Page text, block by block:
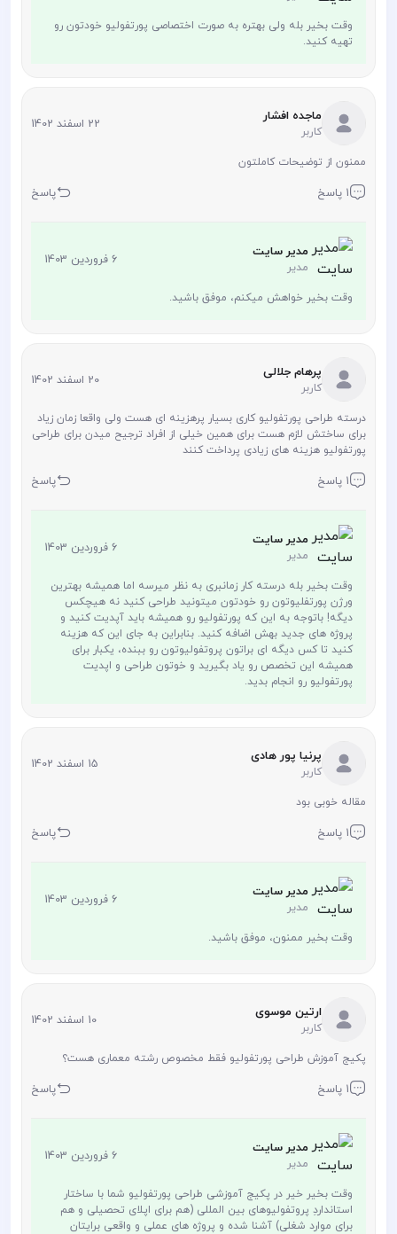
وقت بخیر بله ولی بهتره به صورت اختصاصی پورتفولیو خودتون رو
تهیه کنید.
ماجده افشار
کاربر 22 اسفند 1402
ممنون از توضیحات کاملتون
1 پاسخ پاسخ
مدیر سایت
مدیر 6 فروردین 1403
وقت بخیر خواهش میکنم، موفق باشید.
پرهام جلالی
کاربر 20 اسفند 1402
درسته طراحی پورتفولیو کاری بسیار پرهزینه ای هست ولی واقعا زمان زیاد
برای ساختش لازم هست برای همین خیلی از افراد ترجیح میدن برای طراحی
پورتفولیو هزینه های زیادی پرداخت کنند
1 پاسخ پاسخ
مدیر سایت
مدیر 6 فروردین 1403
وقت بخیر بله درسته کار زمانبری به نظر میرسه اما همیشه بهترین
ورژن پورتفلیوتون رو خودتون میتونید طراحی کنید نه هیچکس
دیگه! باتوجه به این که پورتفولیو رو همیشه باید آپدیت کنید و
پروژه های جدید بهش اضافه کنید. بنابراین به جای این که هزینه
کنید تا کس دیگه ای براتون پروتفولیوتون رو ببنده، یکبار برای
همیشه این تخصص رو یاد بگیرید و خوتون طراحی و اپدیت
پورتفولیو رو انجام بدید.
پرنیا پور هادی
کاربر 15 اسفند 1402
مقاله خوبی بود
1 پاسخ پاسخ
مدیر سایت
مدیر 6 فروردین 1403
وقت بخیر ممنون، موفق باشید.
ارتین موسوی
کاربر 10 اسفند 1402
پکیج آموزش طراحی پورتفولیو فقط مخصوص رشته معماری هست؟
1 پاسخ پاسخ
مدیر سایت
مدیر 6 فروردین 1403
وقت بخیر خیر در پکیج آموزشی طراحی پورتفولیو شما با ساختار
استانداردِ پروتفولیوهای بین المللی (هم برای اپلای تحصیلی و هم
برای موارد شغلی) آشنا شده و پروژه های عملی و واقعی برایتان